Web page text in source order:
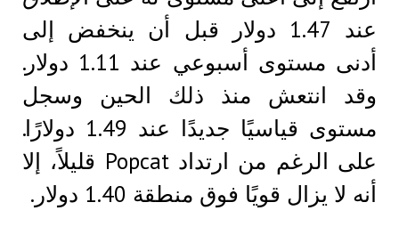
عند 1.47 دولار قبل أن ينخفض ​​إلى
أدنى مستوى أسبوعي عند 1.11 دولار.
وقد انتعش منذ ذلك الحين وسجل
مستوى قياسيًا جديدًا عند 1.49 دولارًا.
على الرغم من ارتداد Popcat قليلاً، إلا
أنه لا يزال قويًا فوق منطقة 1.40 دولار.